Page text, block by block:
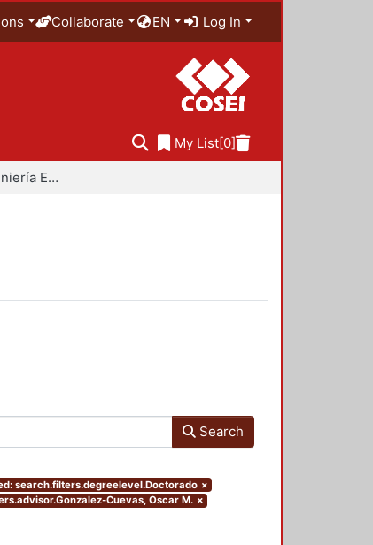
Collaborate EN Log In
My List[0]
Doctorado en Ingeniería Estructural
Search
search.filters.degreelevel.Doctorado ×
Cuevas, Oscar M. ×